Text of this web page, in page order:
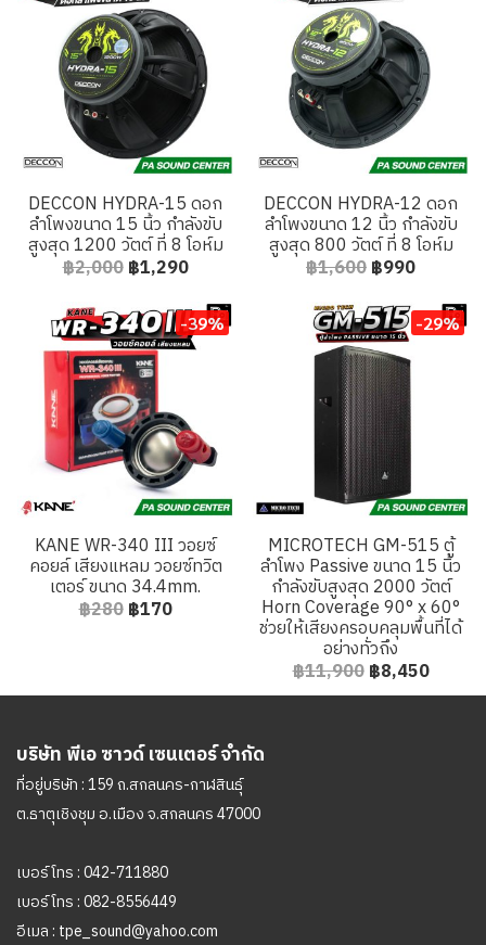
DECCON HYDRA-15 ดอก
ลำโพงขนาด 15 นิ้ว กำลังขับ
สูงสุด 1200 วัตต์ ที่ 8 โอห์ม
฿2,000 ฿1,290
DECCON HYDRA-12 ดอก
ลำโพงขนาด 12 นิ้ว กำลังขับ
สูงสุด 800 วัตต์ ที่ 8 โอห์ม
฿1,600฿990
-39%
KANE WR-340 III วอยซ์
คอยล์ เสียงแหลม วอยซ์ทวิต
เตอร์ ขนาด 34.4mm.
฿280 ฿170
-29%
MICROTECH GM-515 ตู้
ลำโพง Passive ขนาด 15 นิ้ว
กำลังขับสูงสุด 2000 วัตต์
Horn Coverage 90° x 60°
ช่วยให้เสียงครอบคลุมพื้นที่ได้
อย่างทั่วถึง
฿11,900 ฿8,450
บริษัท พีเอ ซาวด์ เซนเตอร์ จำกัด
ที่อยู่บริษัท : 159 ถ.สกลนคร-กาฬสินธุ์
ต.ธาตุเชิงชุม อ.เมือง จ.สกลนคร 47000
เบอร์โทร :042-711880
เบอร์โทร :082-8556449
อีเมล : tpe_sound@yahoo.com